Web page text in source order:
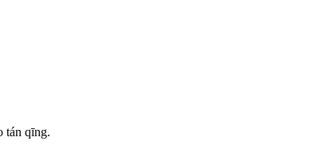
tán qīng.